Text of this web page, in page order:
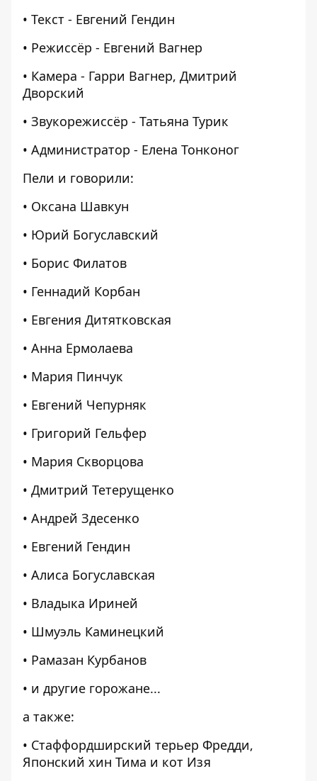
• Текст - Евгений Гендин
• Режиссёр - Евгений Вагнер
• Камера - Гарри Вагнер, Дмитрий
Дворский
• Звукорежиссёр - Татьяна Турик
• Администратор - Елена Тонконог
Пели и говорили:
• Оксана Шавкун
• Юрий Богуславский
• Борис Филатов
• Геннадий Корбан
• Евгения Дитятковская
• Анна Ермолаева
• Мария Пинчук
• Евгений Чепурняк
• Григорий Гельфер
• Мария Скворцова
• Дмитрий Тетерущенко
• Андрей Здесенко
• Евгений Гендин
• Алиса Богуславская
• Владыка Ириней
• Шмуэль Каминецкий
• Рамазан Курбанов
• и другие горожане...
а также:
• Стаффордширский терьер Фредди,
Японский хин Тима и кот Изя